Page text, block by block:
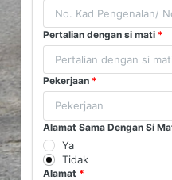
Pertalian dengan si mati *
Pekerjaan *
Alamat Sama Dengan Si
Ya
Tidak
Alamat *